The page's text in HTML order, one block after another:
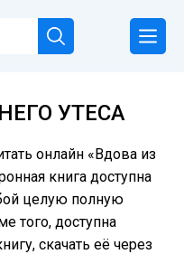
УТЕСА
онлайн «Вдова из
книга доступна
целую полную
того, доступна
скачать её через